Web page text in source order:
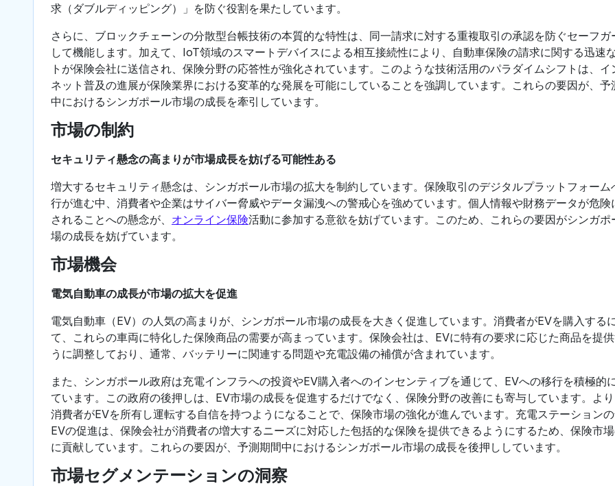
求（ダブルディッピング）」を防ぐ役割を果たしています。
さらに、ブロックチェーンの分散型台帳技術の本質的な特性は、同一請求に対する重複取引の承認を防ぐセーフガ
して機能します。加えて、IoT領域のスマートデバイスによる相互接続性により、自動車保険の請求に関する迅速
トが保険会社に送信され、保険分野の応答性が強化されています。このような技術活用のパラダイムシフトは、イ
ネット普及の進展が保険業界における変革的な発展を可能にしていることを強調しています。これらの要因が、予
中におけるシンガポール市場の成長を牽引しています。
市場の制約
セキュリティ懸念の高まりが市場成長を妨げる可能性ある
増大するセキュリティ懸念は、シンガポール市場の拡大を制約しています。保険取引のデジタルプラットフォーム
行が進む中、消費者や企業はサイバー脅威やデータ漏洩への警戒心を強めています。個人情報や財務データが危険
されることへの懸念が、 オンライン保険活動に参加する意欲を妨げています。このため、これらの要因がシンガポ
場の成長を妨げています。
市場機会
電気自動車の成長が市場の拡大を促進
電気自動車（EV）の人気の高まりが、シンガポール市場の成長を大きく促進しています。消費者がEVを購入する
て、これらの車両に特化した保険商品の需要が高まっています。保険会社は、EVに特有の要求に応じた商品を提
うに調整しており、通常、バッテリーに関連する問題や充電設備の補償が含まれています。
また、シンガポール政府は充電インフラへの投資やEV購入者へのインセンティブを通じて、EVへの移行を積極的
ています。この政府の後押しは、EV市場の成長を促進するだけでなく、保険分野の改善にも寄与しています。よ
消費者がEVを所有し運転する自信を持つようになることで、保険市場の強化が進んでいます。充電ステーション
EVの促進は、保険会社が消費者の増大するニーズに対応した包括的な保険を提供できるようにするため、保険市
に貢献しています。これらの要因が、予測期間中におけるシンガポール市場の成長を後押ししています。
市場セグメンテーションの洞察